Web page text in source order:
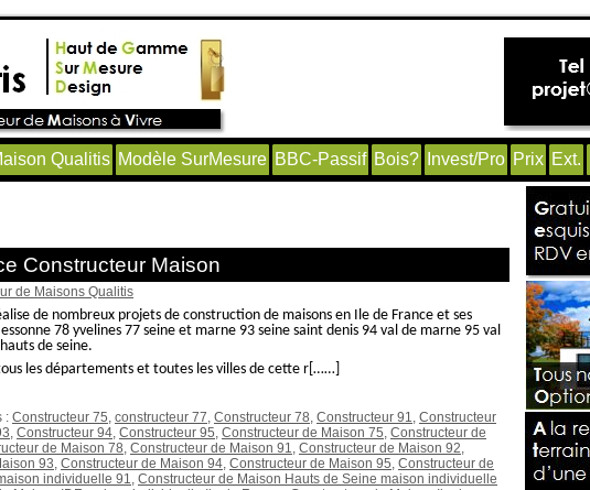
Qualitis Modèle SurMesure BBC-Passif Bois? Invest/Pro Prix Ext.
Constructeur Maison
de Maisons Qualitis
de nombreux projets de construction de maisons en Ile de France et ses
78 yvelines 77 seine et marne 93 seine saint denis 94 val de marne 95 val
de seine.
les départements et toutes les villes de cette r[……]
: Constructeur 75, constructeur 77, Constructeur 78, Constructeur 91, Constructeur
, Constructeur 94, Constructeur 95, Constructeur de Maison 75, Constructeur de
de Maison 78, Constructeur de Maison 91, Constructeur de Maison 92,
93, Constructeur de Maison 94, Constructeur de Maison 95, Constructeur de
individuelle 91, Constructeur de Maison Hauts de Seine maison individuelle